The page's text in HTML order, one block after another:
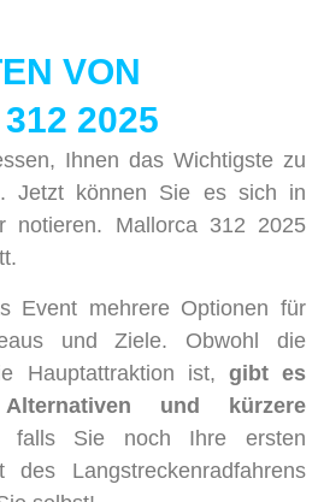
VON
2025
Ihnen das Wichtigste zu
Jetzt können Sie es sich in
notieren. Mallorca 312 2025
Event mehrere Optionen für
und Ziele. Obwohl die
Hauptattraktion ist, gibt es
und kürzere
falls Sie noch Ihre ersten
Langstreckenradfahrens